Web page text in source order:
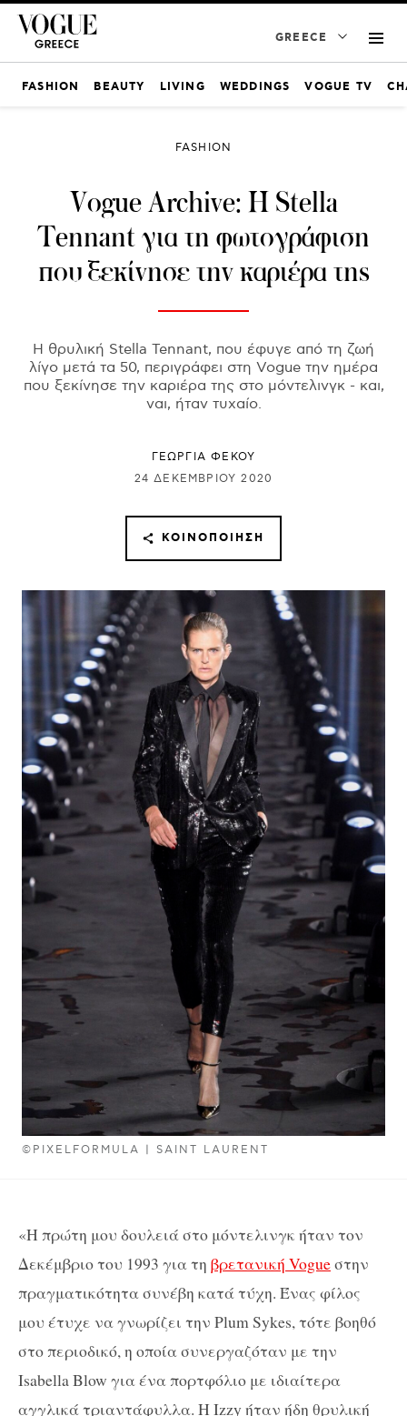
GREECE
FASHION BEAUTY LIVING WEDDINGS VOGUE TV
©PIXELFORMULA | SAINT LAURENT
FASHION
Vogue Archive: H Stella
Tennant για τη φωτογράφιση
που ξεκίνησε την καριέρα της
Η θρυλική Stella Tennant, που έφυγε από τη ζωή
λίγο μετά τα 50, περιγράφει στη Vogue την ημέρα
που ξεκίνησε την καριέρα της στο μόντελινγκ - και,
ναι, ήταν τυχαίο.
ΓΕΩΡΓΙΑ ΦΕΚΟΥ
24 ΔΕΚΕΜΒΡΊΟΥ 2020
ΚΟΙΝΟΠΟΊΗΣΗ
«Η πρώτη μου δουλειά στο μόντελινγκ ήταν τον
Δεκέμβριο του 1993 για τη βρετανική Vogueστην
πραγματικότητα συνέβη κατά τύχη. Ένας φίλος
μου έτυχε να γνωρίζει την Plum Sykes, τότε βοηθό
στο περιοδικό, η οποία συνεργαζόταν με την
Isabella Blow για ένα πορτφόλιο με ιδιαίτερα
αγγλικά τριαντάφυλλα. Η Izzy ήταν ήδη θρυλική